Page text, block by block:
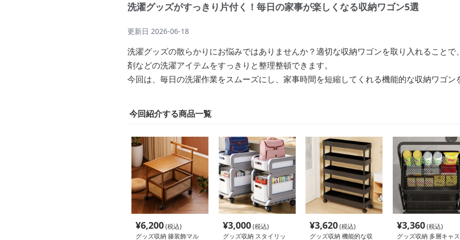
洗濯グッズがすっきり片付く！毎日の家事が楽しくなる収納ワゴン5選
更新日 2026-06-18
洗濯グッズの散らかりにお悩みではありませんか？適切な収納ワゴンを取り入れること
剤などの洗濯アイテムをすっきりと整理整頓できます。
今回は、毎日の洗濯作業をスムーズにし、家事時間を短縮してくれる機能的な収納ワゴン
今回紹介する商品一覧
¥6,200(税込)
グッズ収納 籐装飾マル
¥3,000(税込)
グッズ収納 スタイリッ
¥3,620(税込)
グッズ収納 機能的な収
¥3,360(税込)
グッズ収納 多層キャス